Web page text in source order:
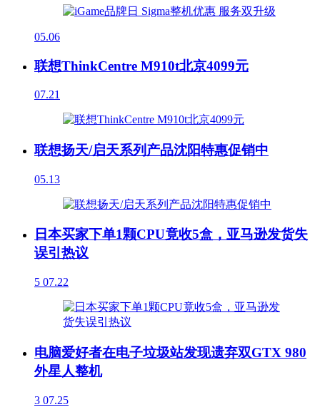
05.06
联想ThinkCentre M910t北京4099元
07.21
联想扬天/启天系列产品沈阳特惠促销中
05.13
日本买家下单1颗CPU竟收5盒，亚马逊发货失
误引热议
5 07.22
电脑爱好者在电子垃圾站发现遗弃双GTX 980
外星人整机
3 07.25